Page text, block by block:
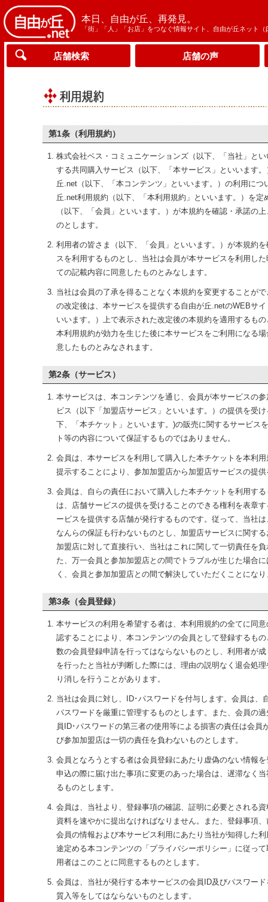
本日、自由が丘、再発見。
「街」「人」「お店」をつなぐ情報サイト、自由が丘ネット（
店舗検索 店舗の声
第1条（利用規約）
株式会社ベス・コミュニケーションズ（以下、「当社」と
する共同購入サービス（以下、「本サービス」といいます
丘.net（以下、「本コンテンツ」といいます。）の利用につ
丘.net利用規約（以下、「本利用規約」といいます。）を定
（以下、「会員」といいます。）が本規約を確認・承諾の
のとします。
利用者の皆さま（以下、「会員」といいます。）が本規約
スを利用するものとし、当社は会員が本サービスを利用し
ての記載内容に同意したものとみなします。
当社は会員の了承を得ることなく本規約を変更することが
の改定後は、本サービスを提供する自由が丘.netのWEBサ
いいます。）上で表示された改定後の本規約を適用するも
本利用規約が効力を生じた後に本サービスをご利用になる
意したものとみなされます。
第2条（サービス）
本サービスは、本コンテンツを通じ、会員が本サービスの
ビス（以下「加盟店サービス」といいます。）の提供を受
下、「本チケット」といいます。)の販売に関するサービス
ト等の内容について保証するものではありません。
会員は、本サービスを利用して購入した本チケットを本利
提示することにより、参加加盟店から加盟店サービスの提
会員は、自らの責任において購入した本チケットを利用す
は、店舗サービスの提供を受けることのできる権利を表章
ービスを提供する店舗が発行するものです。従って、当社
なんらの保証も行わないものとし、加盟店サービスに関す
加盟店に対して直接行い、当社はこれに関して一切責任を
た、万一会員と参加加盟店との間でトラブルが生じた場合
く、会員と参加加盟店との間で解決していただくことにな
第3条（会員登録）
本サービスの利用を希望する者は、本利用規約の全てに同
認することにより、本コンテンツの会員として登録するも
数の会員登録申請を行ってはならないものとし、利用者が
を行ったと当社が判断した際には、理由の説明なく退会処
り消しを行うことがあります。
当社は会員に対し、ID･パスワードを付与します。会員は、
パスワードを厳重に管理するものとします。また、会員の
員ID･パスワードの第三者の使用等による損害の責任は会員
び参加加盟店は一切の責任を負わないものとします。
会員となろうとする者は会員登録にあたり虚偽のない情報
申込の際に届け出た事項に変更のあった場合は、遅滞なく
るものとします。
会員は、当社より、登録事項の確認、証明に必要とされる
資料を速やかに提出なければなりません。また、登録事項
会員の情報および本サービス利用にあたり当社が知得した
途定める本コンテンツの「プライバシーポリシー」に従っ
用者はこのことに同意するものとします。
会員は、当社が発行する本サービスの会員ID及びパスワー
質入等をしてはならないものとします。